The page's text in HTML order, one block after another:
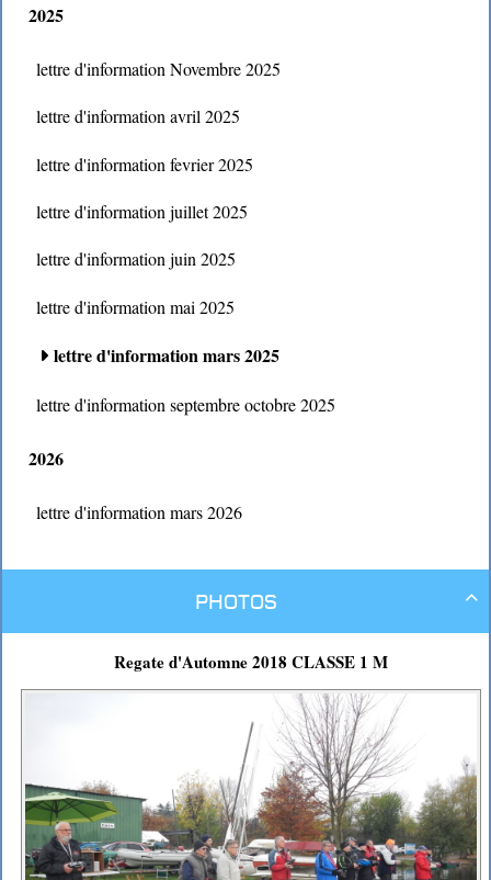
2025
lettre d'information Novembre 2025
lettre d'information avril 2025
lettre d'information fevrier 2025
lettre d'information juillet 2025
lettre d'information juin 2025
lettre d'information mai 2025
lettre d'information mars 2025
lettre d'information septembre octobre 2025
2026
lettre d'information mars 2026

Photos
Regate d'Automne 2018 CLASSE 1 M